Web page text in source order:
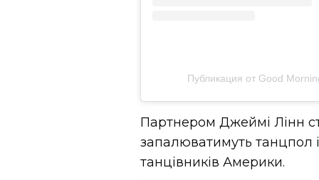
Публикация от Good
Партнером Джеймі Лінн
запалюватимуть танцпол
танцівників Америки.